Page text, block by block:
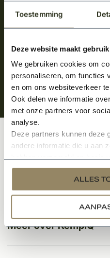
Toestemming
Deze website maakt
We gebruiken cookies om
personaliseren, om functies
en om ons websiteverkeer
Ook delen we informatie
met onze partners voor
analyse.
Deze partners kunnen deze
andere informatie die u aan
services.
ALLES
Aanmelden voor de
Meer over KempíQ
Klantenservice